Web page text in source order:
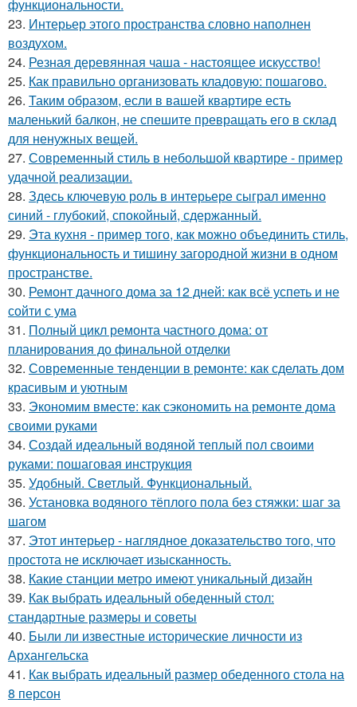
функциональности.
23. Интерьер этого пространства словно наполнен
воздухом.
24. Резная деревянная чаша - настоящее искусство!
25. Как правильно организовать кладовую: пошагово.
26. Таким образом, если в вашей квартире есть
маленький балкон, не спешите превращать его в склад
для ненужных вещей.
27. Современный стиль в небольшой квартире - пример
удачной реализации.
28. Здесь ключевую роль в интерьере сыграл именно
синий - глубокий, спокойный, сдержанный.
29. Эта кухня - пример того, как можно объединить стиль,
функциональность и тишину загородной жизни в одном
пространстве.
30. Ремонт дачного дома за 12 дней: как всё успеть и не
сойти с ума
31. Полный цикл ремонта частного дома: от
планирования до финальной отделки
32. Современные тенденции в ремонте: как сделать дом
красивым и уютным
33. Экономим вместе: как сэкономить на ремонте дома
своими руками
34. Создай идеальный водяной теплый пол своими
руками: пошаговая инструкция
35. Удобный. Светлый. Функциональный.
36. Установка водяного тёплого пола без стяжки: шаг за
шагом
37. Этот интерьер - наглядное доказательство того, что
простота не исключает изысканность.
38. Какие станции метро имеют уникальный дизайн
39. Как выбрать идеальный обеденный стол:
стандартные размеры и советы
40. Были ли известные исторические личности из
Архангельска
41. Как выбрать идеальный размер обеденного стола на
8 персон